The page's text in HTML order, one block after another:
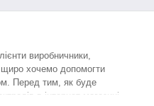
виробничники,
хочемо допомогти
Перед тим, як буде
в інтернет-магазині,